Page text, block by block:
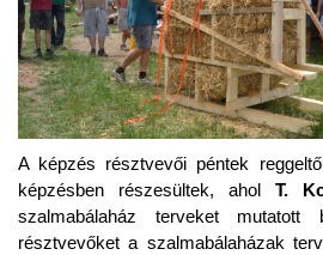
A képzés résztvevői péntek
képzésben részesültek, ahol T.
szalmabálaház terveket
résztvevőket a szalmabálaházak